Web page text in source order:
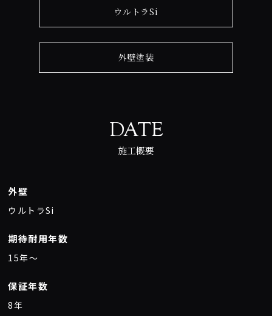
ウルトラSi
外壁塗装
DATE
施工概要
外壁
ウルトラSi
期待耐用年数
15年〜
保証年数
8年